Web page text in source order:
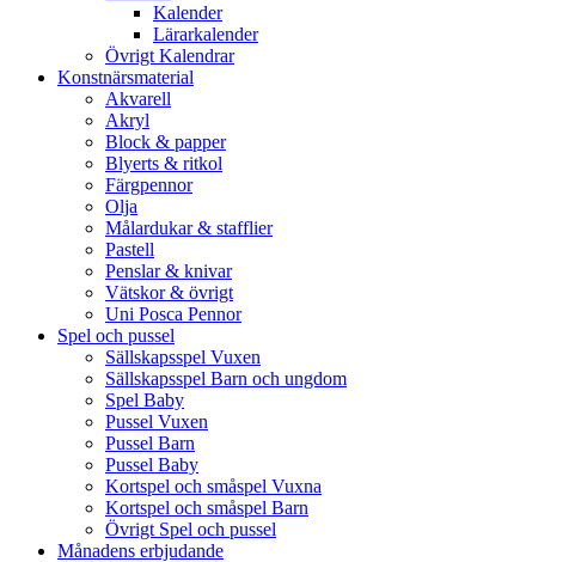
Kalender
Lärarkalender
Övrigt Kalendrar
Konstnärsmaterial
Akvarell
Akryl
Block & papper
Blyerts & ritkol
Färgpennor
Olja
Målardukar & stafflier
Pastell
Penslar & knivar
Vätskor & övrigt
Uni Posca Pennor
Spel och pussel
Sällskapsspel Vuxen
Sällskapsspel Barn och ungdom
Spel Baby
Pussel Vuxen
Pussel Barn
Pussel Baby
Kortspel och småspel Vuxna
Kortspel och småspel Barn
Övrigt Spel och pussel
Månadens erbjudande